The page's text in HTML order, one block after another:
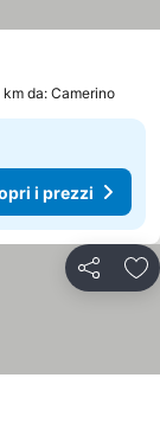
km da: Camerino
i prezzi
Condividi